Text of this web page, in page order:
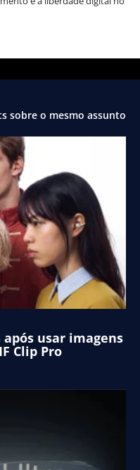
sobre o mesmo assunto
usar imagens
Clip Pro